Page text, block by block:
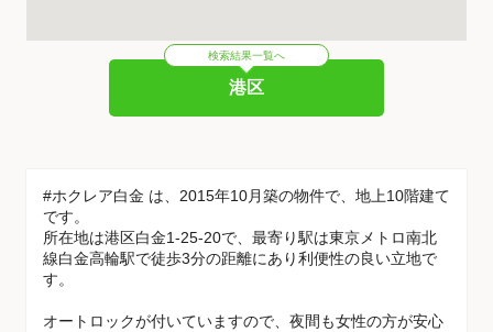
検索結果一覧へ
港区
#ホクレア白金 は、2015年10月築の物件で、地上10階建て
です。
所在地は港区白金1-25-20で、最寄り駅は東京メトロ南北
線白金高輪駅で徒歩3分の距離にあり利便性の良い立地で
す。
オートロックが付いていますので、夜間も女性の方が安心